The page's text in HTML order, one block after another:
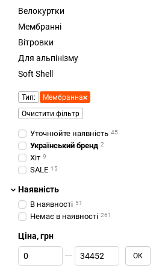
Велокуртки
Мембранні
Вітровки
Для альпінізму
Soft Shell
Тип:
Мембранна
Очистити фільтр
Уточнюйте наявність 45
Український бренд 2
Хіт 9
SALE 15
Наявність
В наявності 51
Немає в наявності 261
Ціна, грн
Від Ціна, грн
До Ціна, грн ОК